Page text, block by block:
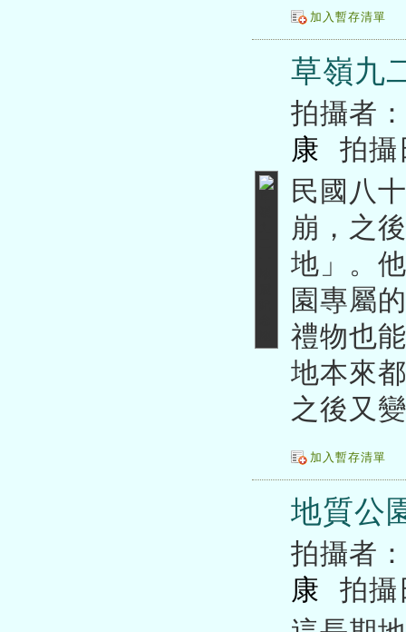
加入暫存清單
草嶺九
拍攝者：
康
拍攝
民國八
崩，之
地」。
園專屬
禮物也
地本來
之後又
加入暫存清單
地質公
拍攝者：
康
拍攝